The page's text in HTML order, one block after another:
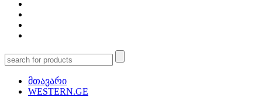
მთავარი
WESTERN.GE